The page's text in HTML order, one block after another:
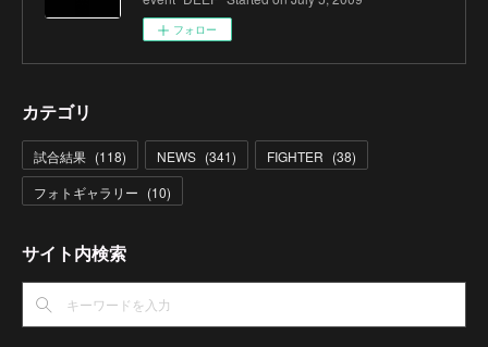
フォロー
カテゴリ
試合結果 (118) NEWS (341) FIGHTER (38)
フォトギャラリー (10)
サイト内検索